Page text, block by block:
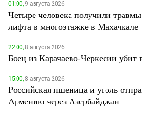
01:00,9 августа 2026
Четыре человека получили
лифта в многоэтажке в Махачкале
22:00,8 августа 2026
Боец из Карачаево-Черкесии
15:00,8 августа 2026
Российская пшеница и уголь
Армению через Азербайджан